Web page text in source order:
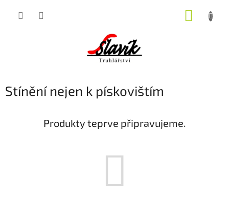
Stínění nejen k pískovištím
Produkty teprve připravujeme.